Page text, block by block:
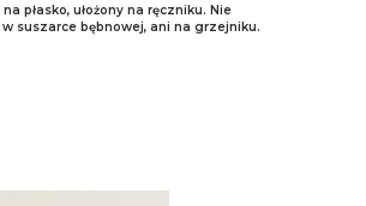
płasko, ułożony na ręczniku. Nie
suszarce bębnowej, ani na grzejniku.